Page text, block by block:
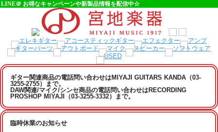
LINE＠ お得なキャンペーンや新製品情報を配信中☆
ギター関連商品の電話問い合わせはMIYAJI GUITARS KANDA（03-
3255-2755）まで。
DAW関連/マイク/シンセ商品の電話問い合わせはRECORDING
PROSHOP MIYAJI（03-3255-3332）まで。
臨時休業のお知らせ